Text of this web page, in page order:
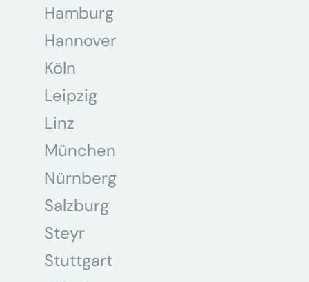
Hamburg
Hannover
Köln
Leipzig
Linz
München
Nürnberg
Salzburg
Steyr
Stuttgart